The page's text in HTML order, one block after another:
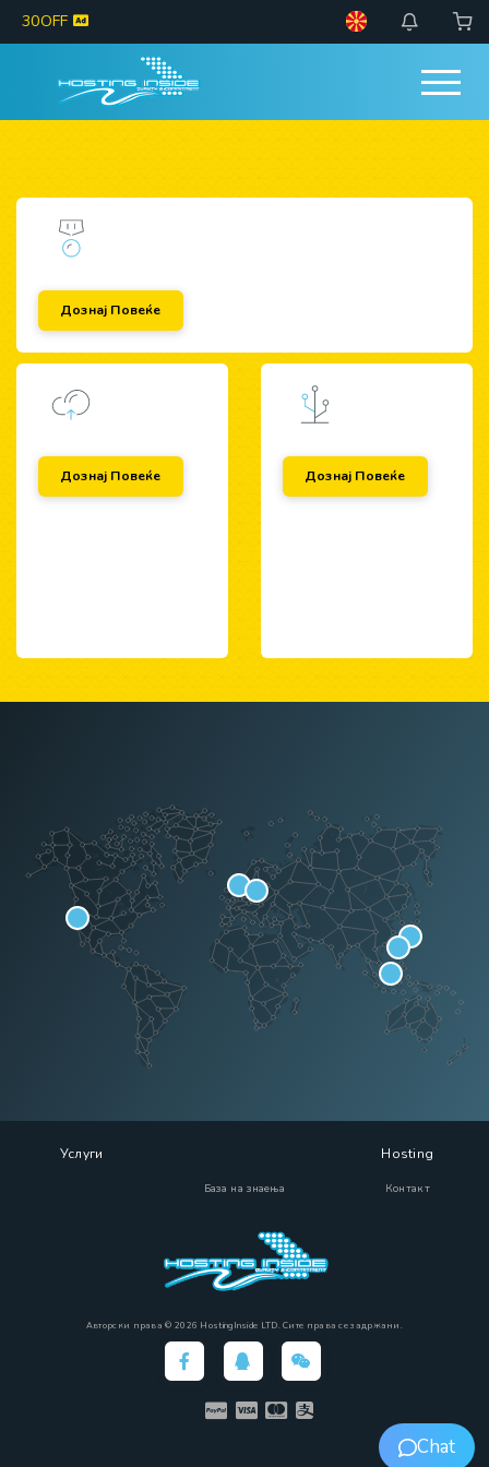
30OFF
Дознај Повеќе
Дознај Повеќе Дознај Повеќе
Услуги
База на знаења
Hosting
Контакт
Авторски права © 2026 HostingInside LTD. Сите права се задржани.
Chat